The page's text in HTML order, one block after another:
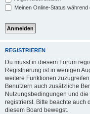
Meinen Online-Status
REGISTRIEREN
Du musst in diesem Forum
Registrierung ist in wenigen
weitere Funktionen
Benutzern auch zusätzliche
Nutzungsbedingungen und
registrierst. Bitte beachte auch
diesem Board bewegst.